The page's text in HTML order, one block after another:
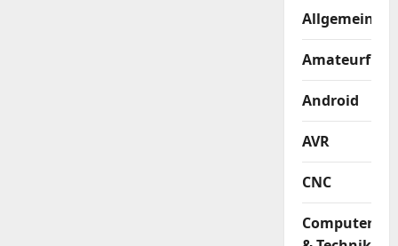
Allgemein
Amateurfunk
Android
AVR
CNC
Computer